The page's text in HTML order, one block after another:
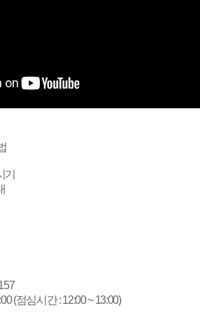
(점심시간 : 12:00 ~ 13:00)